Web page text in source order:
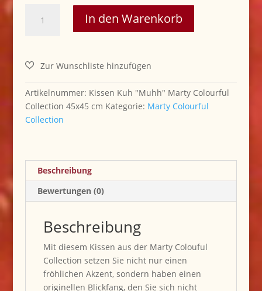
Kissenhülle
Marty
Collection
45x45
cm
In den Warenkorb
Artikelnummer: Kissen Kuh "Muhh" Marty Colourful
Collection 45x45 cm Kategorie: Marty Colourful
Collection
Beschreibung
Bewertungen (0)
Beschreibung
Mit diesem Kissen aus der Marty Colouful
Collection setzen Sie nicht nur einen
fröhlichen Akzent, sondern haben einen
originellen Blickfang, den Sie sich nicht